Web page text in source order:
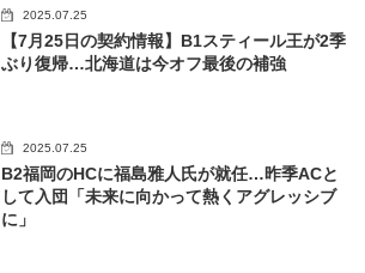
2025.07.25
【7月25日の契約情報】B1スティール王が2季
ぶり復帰…北海道は今オフ最後の補強
2025.07.25
B2福岡のHCに福島雅人氏が就任…昨季ACと
して入団「未来に向かって熱くアグレッシブ
に」